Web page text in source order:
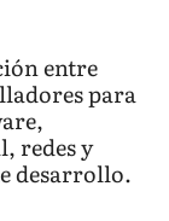
entre
para
redes y
desarrollo.